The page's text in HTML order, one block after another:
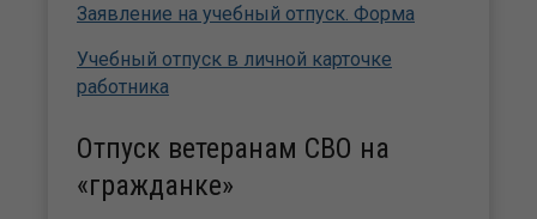
Заявление на учебный отпуск. Форма
Учебный отпуск в личной карточке
работника
Отпуск ветеранам СВО на
«гражданке»